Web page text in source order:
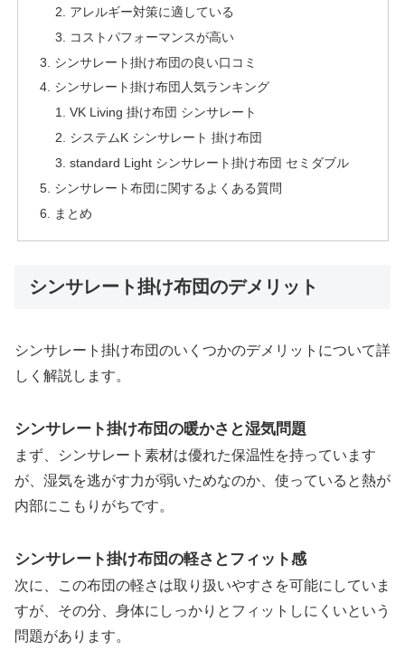
アレルギー対策に適している
コストパフォーマンスが高い
シンサレート掛け布団の良い口コミ
シンサレート掛け布団人気ランキング
VK Living 掛け布団 シンサレート
システムK シンサレート 掛け布団
standard Light シンサレート掛け布団 セミダブル
シンサレート布団に関するよくある質問
まとめ
シンサレート掛け布団のデメリット
シンサレート掛け布団のいくつかのデメリットについて詳
しく解説します。
シンサレート掛け布団の暖かさと湿気問題
まず、シンサレート素材は優れた保温性を持っています
が、湿気を逃がす力が弱いためなのか、使っていると熱が
内部にこもりがちです。
シンサレート掛け布団の軽さとフィット感
次に、この布団の軽さは取り扱いやすさを可能にしていま
すが、その分、身体にしっかりとフィットしにくいという
問題があります。